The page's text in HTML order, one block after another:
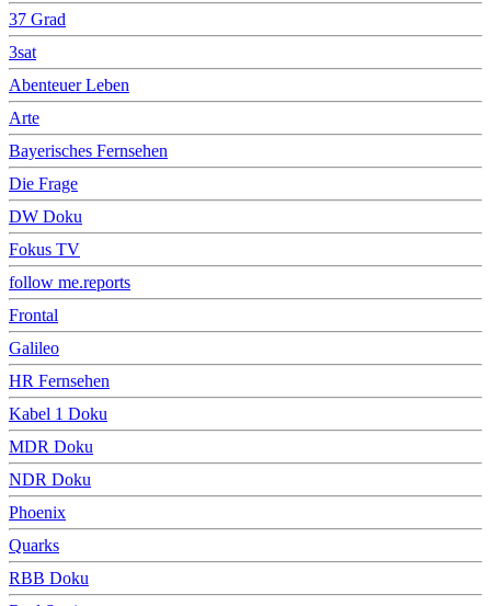
37 Grad
3sat
Abenteuer Leben
Arte
Bayerisches Fernsehen
Die Frage
DW Doku
Fokus TV
follow me.reports
Frontal
Galileo
HR Fernsehen
Kabel 1 Doku
MDR Doku
NDR Doku
Phoenix
Quarks
RBB Doku